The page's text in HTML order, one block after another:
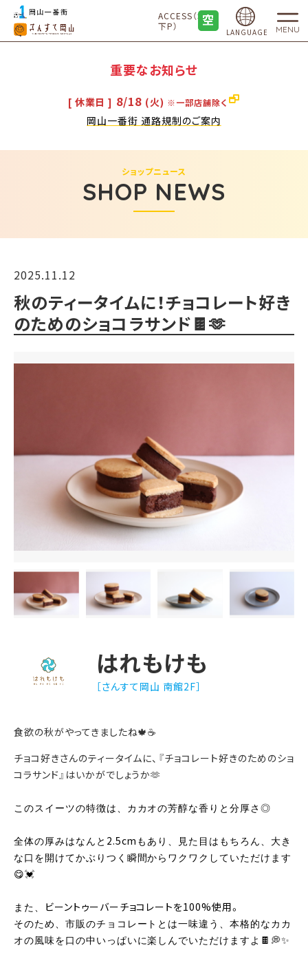
ACCESS（地
下P）
LANGUAGE MENU
重要なお知らせ
[ 休業日 ] 8/18 (火) ※一部店舗除く
岡山一番街 通路規制のご案内
SHOP NEWS
ショップニュース
2025.11.12
秋のティータイムに！チョコレート好き
のためのショコラサンド🍫🫶
はれもけも
［さんすて岡山 南館2F］
食欲の秋がやってきましたね🍁☕️
チョコ好きさんのティータイムに、『チョコレート好きのためのショ
コラサンド』はいかがでしょうか🫶
このスイーツの特徴は、カカオの芳醇な香りと分厚さ◎
全体の厚みはなんと 2.5cm もあり、見た目はもちろん、大き
な口を開けてかぶりつく瞬間からワクワクしていただけます
😋💓
また、 ビーントゥーバーチョコレートを100%使用。
そのため、市販のチョコレートとは一味違う、本格的なカカ
オの風味を口の中いっぱいに楽しんでいただけますよ🍫💭✨